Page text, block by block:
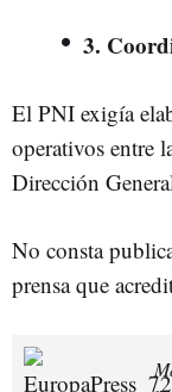
3.
El PNI exigía
operativos entre
Dirección
No consta
prensa que